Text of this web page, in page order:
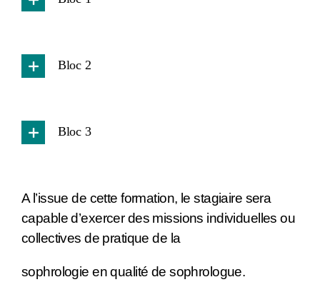
Bloc 2
Bloc 3
A l’issuede cette formation, le stagiaire sera
capable d’exercer des missions individuelles ou
collectives de pratique de la
sophrologie en qualité de sophrologue.